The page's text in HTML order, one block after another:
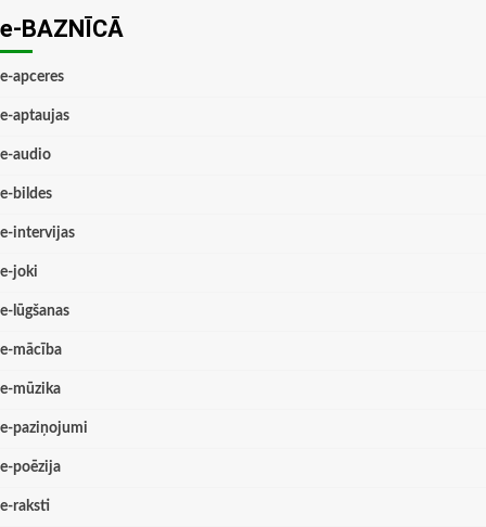
e-BAZNĪCĀ
e-apceres
e-aptaujas
e-audio
e-bildes
e-intervijas
e-joki
e-lūgšanas
e-mācība
e-mūzika
e-paziņojumi
e-poēzija
e-raksti